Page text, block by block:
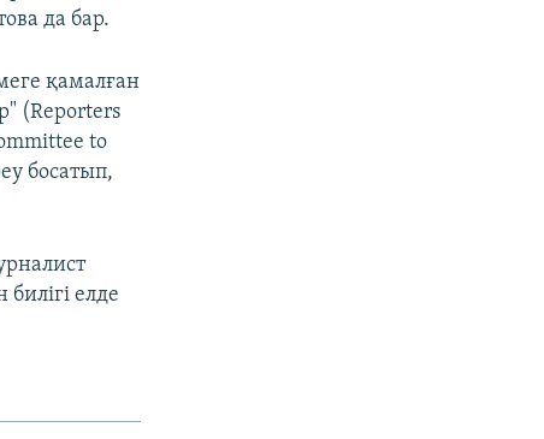
да бар.
қамалған
(Reporters
to
босатып,
билігі елде